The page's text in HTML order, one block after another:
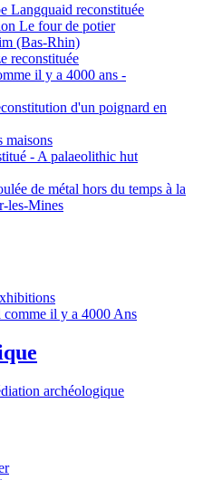
Langquaid reconstituée
Le four de potier
(Bas-Rhin)
reconstituée
il y a 4000 ans -
d'un poignard en
maisons
- A palaeolithic hut
de métal hors du temps à la
les-Mines
il y a 4000 Ans
archéologique